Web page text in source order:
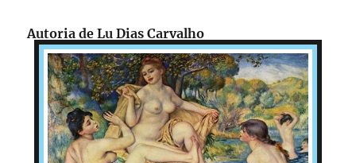
Autoria de Lu Dias Carvalho